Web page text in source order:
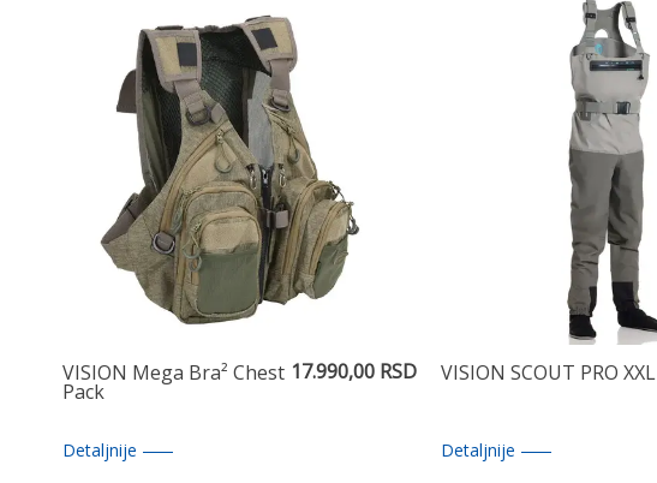
VISION Mega Bra² Chest
Pack
17.990,00 RSD
Detaljnije
VISION SCOUT PRO XXL
Detaljnije